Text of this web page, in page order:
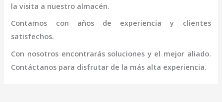
la visita a nuestro almacén.
Contamos con años de experiencia y clientes
satisfechos.
Con nosotros encontrarás soluciones y el mejor aliado.
Contáctanos para disfrutar de la más alta experiencia.